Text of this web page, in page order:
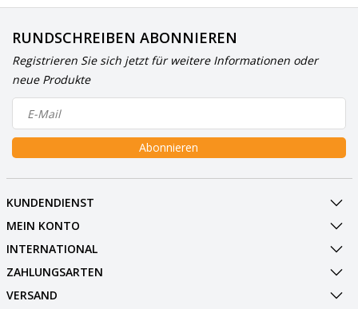
RUNDSCHREIBEN ABONNIEREN
Registrieren Sie sich jetzt für weitere Informationen oder
neue Produkte
Abonnieren
KUNDENDIENST
MEIN KONTO
INTERNATIONAL
ZAHLUNGSARTEN
VERSAND